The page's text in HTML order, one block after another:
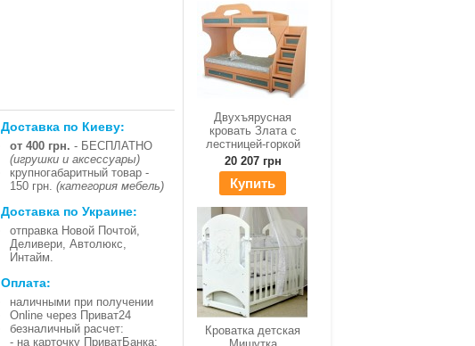
Двухъярусная
кровать Злата c
лестницей-горкой
20 207 грн
Купить
Кроватка детская
Доставка по Киеву:
от 400 грн. - БЕСПЛАТНО
(игрушки и аксессуары)
крупногабаритный товар -
150 грн. (категория мебель)
Доставка по Украине:
отправка Новой Почтой,
Деливери, Автолюкс,
Интайм.
Оплата:
наличными при получении
Online через Приват24
безналичный расчет:
- на карточку ПриватБанка;